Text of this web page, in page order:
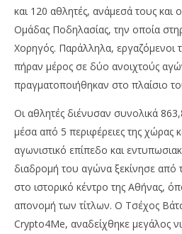
και 120 αθλητές, ανάμεσά τους και
Ομάδας Ποδηλασίας, την οποία
Χορηγός. Παράλληλα, εργαζόμενοι
πήραν μέρος σε δύο ανοιχτούς
πραγματοποιήθηκαν στο πλαίσιο
Οι αθλητές διένυσαν συνολικά
μέσα από 5 περιφέρειες της χώρας
αγωνιστικό επίπεδο και
διαδρομή του αγώνα ξεκίνησε από
στο ιστορικό κέντρο της Αθήνας,
απονομή των τίτλων. Ο Τσέχος
Crypto4Me, αναδείχθηκε μεγάλος